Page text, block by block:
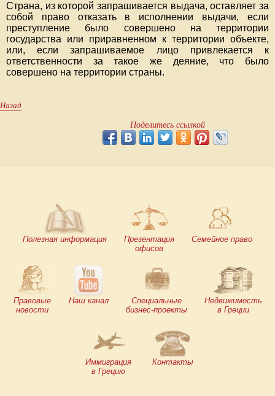
Страна, из которой запрашивается выдача, оставляет за
собой право отказать в исполнении выдачи, если
преступление было совершено на территории
государства или приравненном к территории объекте,
или, если запрашиваемое лицо привлекается к
ответственности за такое же деяние, что было
совершено на территории страны.
Назад
Поделитесь ссылкой
Полезная информация
Презентация
офисов
Семейное право
Правовые
новости
Наш канал
Специальные
бизнес-проекты
Недвижимость
в Греции
Иммиграция
в Грецию
Контакты